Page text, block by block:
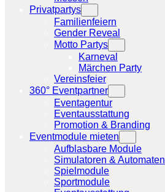
Privatpartys
Familienfeiern
Gender Reveal
Motto Partys
Karneval
Märchen Party
Vereinsfeier
360° Eventpartner
Eventagentur
Eventausstattung
Promotion & Branding
Eventmodule mieten
Aufblasbare Module
Simulatoren & Automaten
Spielmodule
Sportmodule